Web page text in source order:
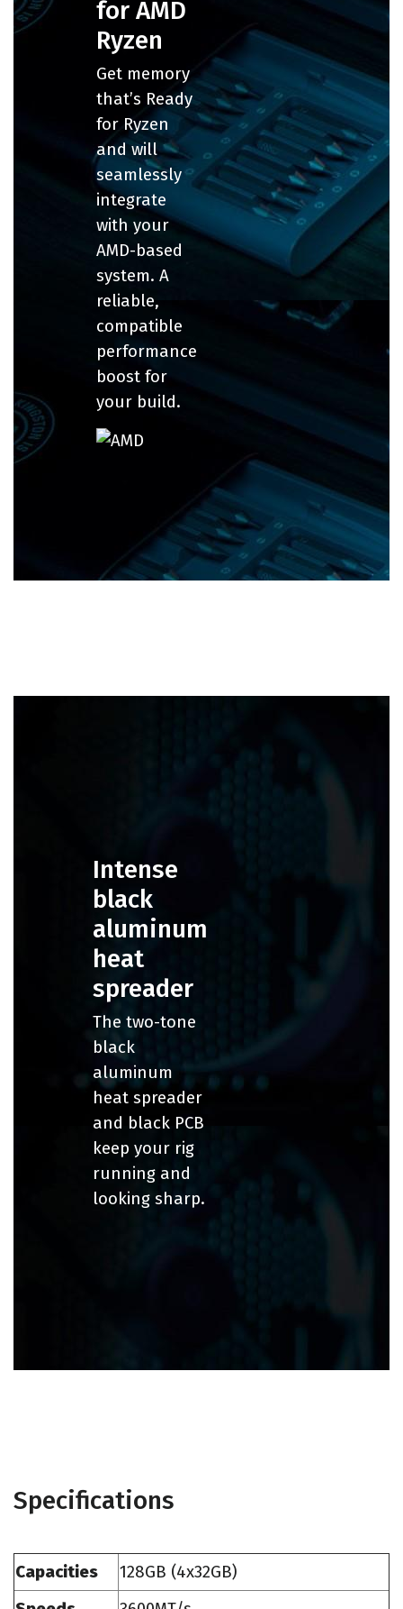
for AMD
Ryzen
Get memory
that’s Ready
for Ryzen
and will
seamlessly
integrate
with your
AMD-based
system. A
reliable,
compatible
performance
boost for
your build.
Intense
black
aluminum
heat
spreader
The two-tone
black
aluminum
heat spreader
and black PCB
keep your rig
running and
looking sharp.
Specifications
Capacities
128GB (4x32GB)